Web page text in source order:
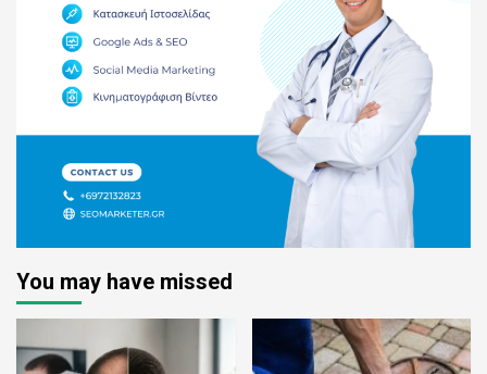
You may have missed